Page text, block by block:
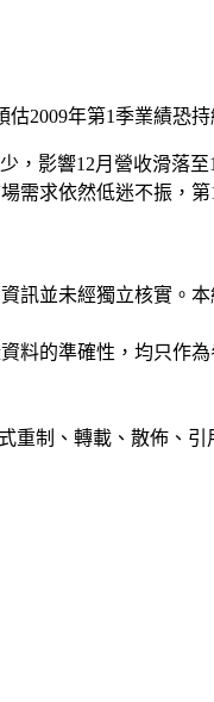
2009年第1季業績恐持
影響12月營收滑落
需求依然低迷不振，
訊並未經獨立核實。
料的準確性，均只作
重制、轉載、散佈、